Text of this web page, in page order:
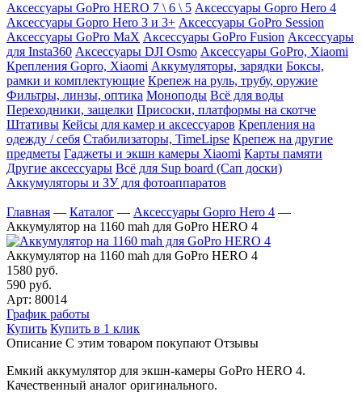
Аксессуары GoPro HERO 7 \ 6 \ 5 Аксессуары Gopro Hero 4
Аксессуары Gopro Hero 3 и 3+ Аксессуары GoPro Session
Аксессуары GoPro MaX Аксессуары GoPro Fusion Аксессуары
для Insta360 Аксессуары DJI Osmo Аксессуары GoPro, Xiaomi
Крепления Gopro, Xiaomi Аккумуляторы, зарядки Боксы,
рамки и комплектующие Крепеж на руль, трубу, оружие
Фильтры, линзы, оптика Моноподы Всё для воды
Переходники, защелки Присоски, платформы на скотче
Штативы Кейсы для камер и аксессуаров Крепления на
одежду / себя Cтабилизаторы, TimeLipse Крепеж на другие
предметы Гаджеты и экшн камеры Xiaomi Карты памяти
Другие аксессуары Всё для Sup board (Сап доски)
Аккумуляторы и ЗУ для фотоаппаратов
Главная — Каталог — Аксессуары Gopro Hero 4 —
Аккумулятор на 1160 mah для GoPro HERO 4
Аккумулятор на 1160 mah для GoPro HERO 4
1580 руб.
590 руб.
Арт: 80014
График работы
Купить Купить в 1 клик
Описание С этим товаром покупают Отзывы
Емкий аккумулятор для экшн-камеры GoPro HERO 4.
Качественный аналог оригинального.